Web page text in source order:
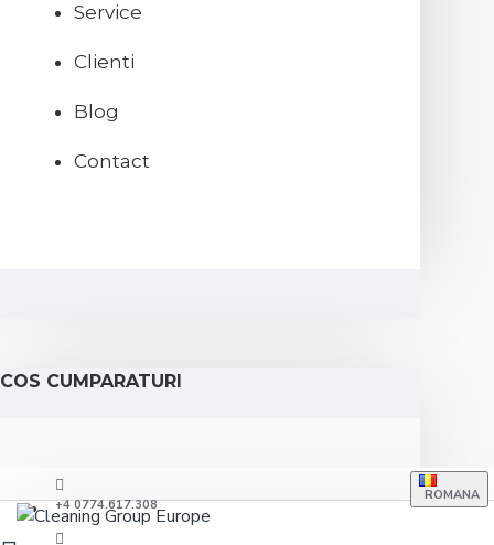
Service
Clienti
Blog
Contact
COS CUMPARATURI
+4 0774.617.308
ROMANA